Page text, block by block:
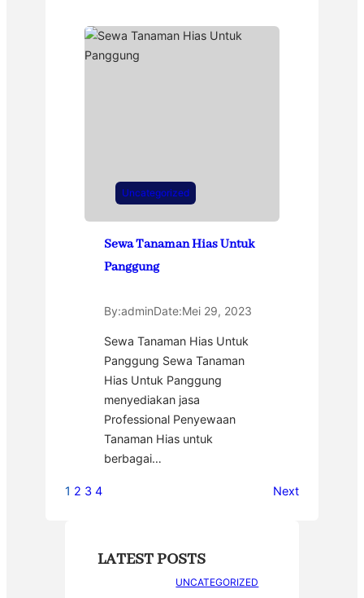
Uncategorized
Sewa Tanaman Hias Untuk
Panggung
By:adminDate:Mei 29, 2023
Sewa Tanaman Hias Untuk
Panggung Sewa Tanaman
Hias Untuk Panggung
menyediakan jasa
Professional Penyewaan
Tanaman Hias untuk
berbagai…
1 2 3 4 Next
LATEST POSTS
UNCATEGORIZED